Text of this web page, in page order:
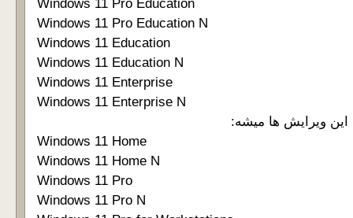
Windows 11 Pro Education
Windows 11 Pro Education N
Windows 11 Education
Windows 11 Education N
Windows 11 Enterprise
Windows 11 Enterprise N
Windows 11 Home
Windows 11 Home N
Windows 11 Pro
Windows 11 Pro N